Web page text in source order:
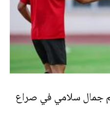
جمال سلامي في صراع